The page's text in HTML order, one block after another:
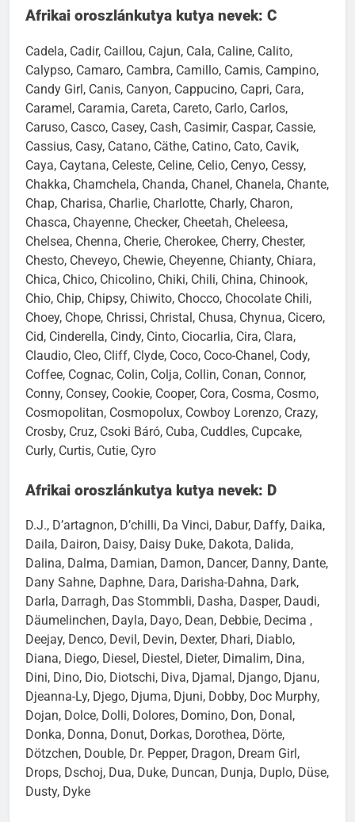
Afrikai oroszlánkutya kutya nevek: C
Cadela, Cadir, Caillou, Cajun, Cala, Caline, Calito,
Calypso, Camaro, Cambra, Camillo, Camis, Campino,
Candy Girl, Canis, Canyon, Cappucino, Capri, Cara,
Caramel, Caramia, Careta, Careto, Carlo, Carlos,
Caruso, Casco, Casey, Cash, Casimir, Caspar, Cassie,
Cassius, Casy, Catano, Cäthe, Catino, Cato, Cavik,
Caya, Caytana, Celeste, Celine, Celio, Cenyo, Cessy,
Chakka, Chamchela, Chanda, Chanel, Chanela, Chante,
Chap, Charisa, Charlie, Charlotte, Charly, Charon,
Chasca, Chayenne, Checker, Cheetah, Cheleesa,
Chelsea, Chenna, Cherie, Cherokee, Cherry, Chester,
Chesto, Cheveyo, Chewie, Cheyenne, Chianty, Chiara,
Chica, Chico, Chicolino, Chiki, Chili, China, Chinook,
Chio, Chip, Chipsy, Chiwito, Chocco, Chocolate Chili,
Choey, Chope, Chrissi, Christal, Chusa, Chynua, Cicero,
Cid, Cinderella, Cindy, Cinto, Ciocarlia, Cira, Clara,
Claudio, Cleo, Cliff, Clyde, Coco, Coco-Chanel, Cody,
Coffee, Cognac, Colin, Colja, Collin, Conan, Connor,
Conny, Consey, Cookie, Cooper, Cora, Cosma, Cosmo,
Cosmopolitan, Cosmopolux, Cowboy Lorenzo, Crazy,
Crosby, Cruz, Csoki Báró, Cuba, Cuddles, Cupcake,
Curly, Curtis, Cutie, Cyro
Afrikai oroszlánkutya kutya nevek: D
D.J., D’artagnon, D’chilli, Da Vinci, Dabur, Daffy, Daika,
Daila, Dairon, Daisy, Daisy Duke, Dakota, Dalida,
Dalina, Dalma, Damian, Damon, Dancer, Danny, Dante,
Dany Sahne, Daphne, Dara, Darisha-Dahna, Dark,
Darla, Darragh, Das Stommbli, Dasha, Dasper, Daudi,
Däumelinchen, Dayla, Dayo, Dean, Debbie, Decima ,
Deejay, Denco, Devil, Devin, Dexter, Dhari, Diablo,
Diana, Diego, Diesel, Diestel, Dieter, Dimalim, Dina,
Dini, Dino, Dio, Diotschi, Diva, Djamal, Django, Djanu,
Djeanna-Ly, Djego, Djuma, Djuni, Dobby, Doc Murphy,
Dojan, Dolce, Dolli, Dolores, Domino, Don, Donal,
Donka, Donna, Donut, Dorkas, Dorothea, Dörte,
Dötzchen, Double, Dr. Pepper, Dragon, Dream Girl,
Drops, Dschoj, Dua, Duke, Duncan, Dunja, Duplo, Düse,
Dusty, Dyke